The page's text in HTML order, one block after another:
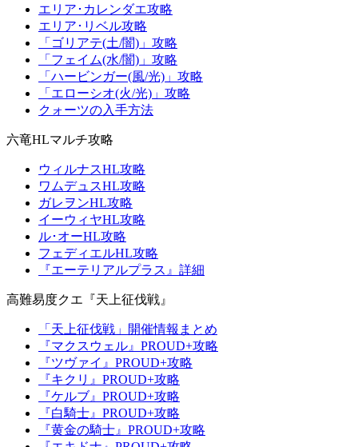
エリア･カレンダエ攻略
エリア･リベル攻略
「ゴリアテ(土/闇)」攻略
「フェイム(水/闇)」攻略
「ハービンガー(風/光)」攻略
「エローシオ(火/光)」攻略
クォーツの入手方法
六竜HLマルチ攻略
ウィルナスHL攻略
ワムデュスHL攻略
ガレヲンHL攻略
イーウィヤHL攻略
ル･オーHL攻略
フェディエルHL攻略
『エーテリアルプラス』詳細
高難易度クエ『天上征伐戦』
「天上征伐戦」開催情報まとめ
『マクスウェル』PROUD+攻略
『ツヴァイ』PROUD+攻略
『キクリ』PROUD+攻略
『ケルブ』PROUD+攻略
『白騎士』PROUD+攻略
『黄金の騎士』PROUD+攻略